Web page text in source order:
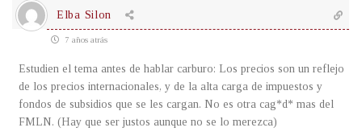
Elba Silon
7 años atrás
Estudien el tema antes de hablar carburo: Los precios son un reflejo
de los precios internacionales, y de la alta carga de impuestos y
fondos de subsidios que se les cargan. No es otra cag*d* mas del
FMLN. (Hay que ser justos aunque no se lo merezca)